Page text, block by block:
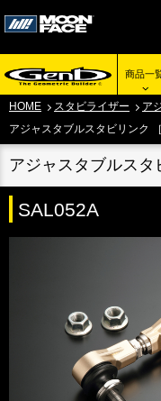
商品一
HOME スタビライザー
ア
アジャスタブルスタビリンク
アジャスタブルスタ
SAL052A